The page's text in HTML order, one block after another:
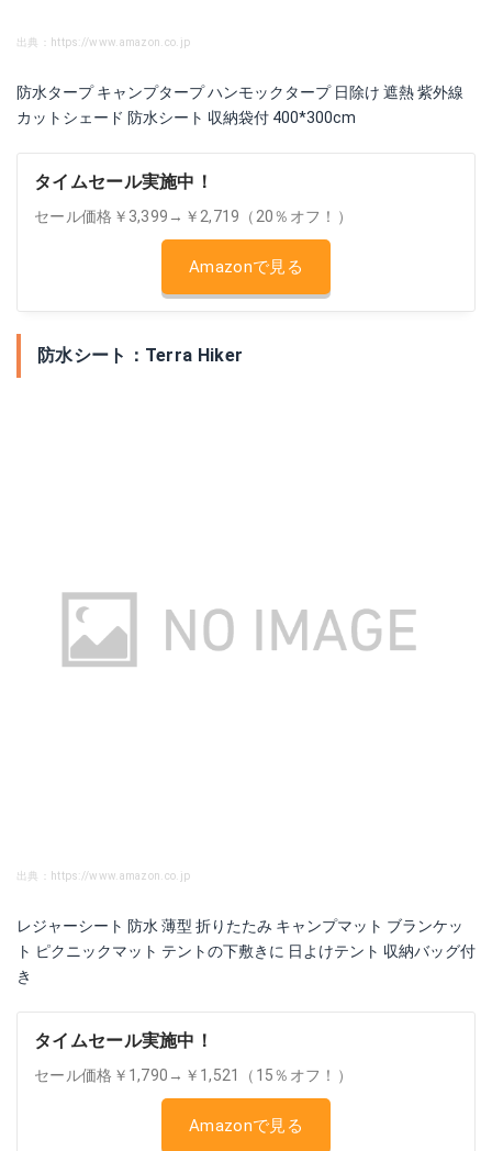
出典：https://www.amazon.co.jp
防水タープ キャンプタープ ハンモックタープ 日除け 遮熱 紫外線
カットシェード 防水シート 収納袋付 400*300cm
タイムセール実施中！
セール価格￥3,399→￥2,719（20％オフ！）
Amazonで見る
防水シート：Terra Hiker
出典：https://www.amazon.co.jp
レジャーシート 防水 薄型 折りたたみ キャンプマット ブランケッ
ト ピクニックマット テントの下敷きに 日よけテント 収納バッグ付
き
タイムセール実施中！
セール価格￥1,790→￥1,521（15％オフ！）
Amazonで見る